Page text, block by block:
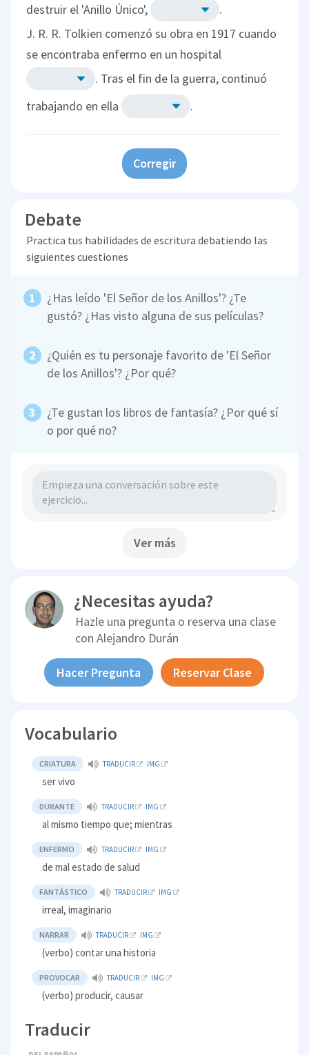
destruir el 'Anillo Único',
.
J. R. R. Tolkien comenzó su obra en 1917 cuando
se encontraba enfermo en un hospital
. Tras el fin de la guerra, continuó
trabajando en ella
.
Corregir
Debate
Practica tus habilidades de escritura debatiendo las
siguientes cuestiones
¿Has leído 'El Señor de los Anillos'? ¿Te
gustó? ¿Has visto alguna de sus películas?
¿Quién es tu personaje favorito de 'El Señor
de los Anillos'? ¿Por qué?
¿Te gustan los libros de fantasía? ¿Por qué sí
o por qué no?
Ver más
¿Necesitas ayuda?
Hazle una pregunta o reserva una clase
conAlejandro Durán
Hacer Pregunta Reservar Clase
Vocabulario
CRIATURA TRADUCIR IMG
ser vivo
DURANTE TRADUCIR IMG
al mismo tiempo que; mientras
ENFERMO TRADUCIR IMG
de mal estado de salud
FANTÁSTICO TRADUCIR IMG
irreal, imaginario
NARRAR TRADUCIR IMG
(verbo) contar una historia
PROVOCAR TRADUCIR IMG
(verbo) producir, causar
Traducir